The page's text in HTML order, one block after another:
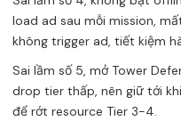
load ad sau mỗi mission,
không trigger ad, tiết kiệm
Sai lầm số 5, mở Tower
drop tier thấp, nên giữ tới
để rớt resource Tier 3-4.